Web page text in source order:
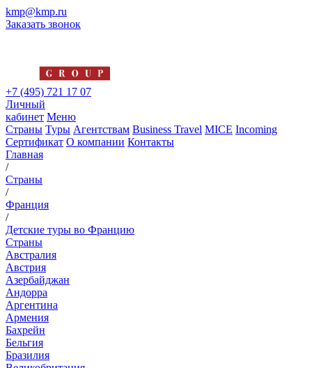
kmp@kmp.ru
Заказать звонок
+7 (495) 721 17 07
Личный
кабинет Меню
Страны Туры Агентствам Business Travel MICE Incoming
Сертификат О компании Контакты
Главная
/
Страны
/
Франция
/
Детские туры во Францию
Страны
Австралия
Австрия
Азербайджан
Андорра
Аргентина
Армения
Бахрейн
Бельгия
Бразилия